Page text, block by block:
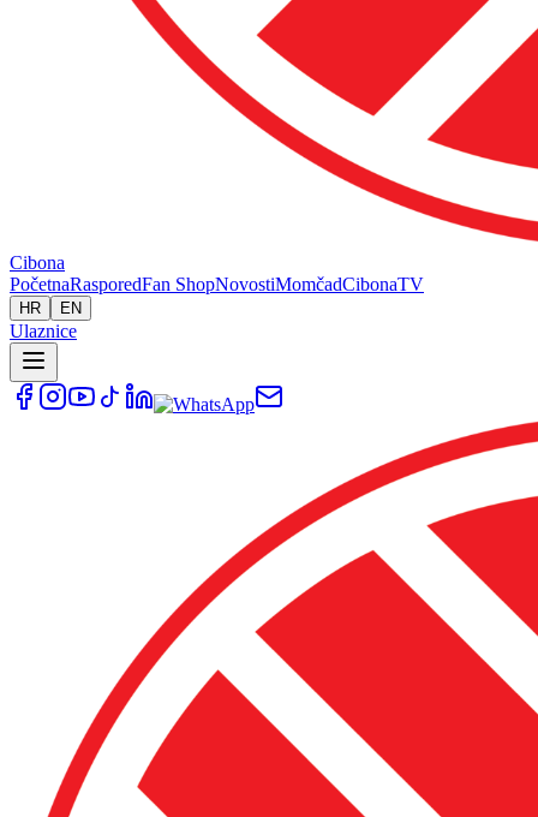
Cibona
PočetnaRasporedFan ShopNovostiMomčadCibonaTV
HR EN
Ulaznice